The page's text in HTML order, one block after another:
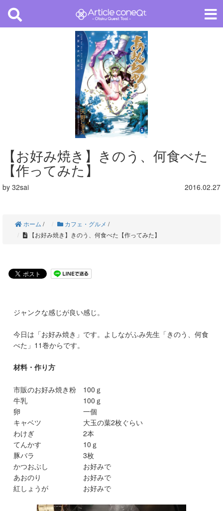
【お好み焼き】きのう、何食べた
【作ってみた】
by 32sai 2016.02.27
ホーム / カフェ・グルメ /
【お好み焼き】きのう、何食べた【作ってみた】
ジャンクな感じが良い感じ。
今日は「お好み焼き」です。よしながふみ先生「きのう、何食
べた」11巻からです。
材料・作り方
市販のお好み焼き粉 100ｇ
牛乳 100ｇ
卵 一個
キャベツ 大玉の葉2枚ぐらい
わけぎ 2本
てんかす 10ｇ
豚バラ 3枚
かつおぶし お好みで
あおのり お好みで
紅しょうが お好みで